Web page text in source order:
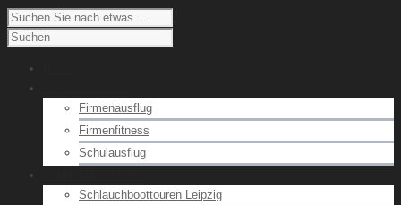
Firmenausflug
Firmenfitness
Schulausflug
Schlauchboottouren Leipzig